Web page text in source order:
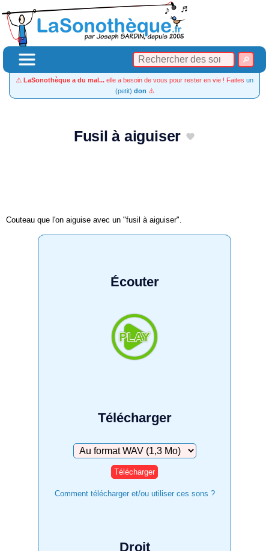
⚠️ LaSonothèque a du mal... elle a besoin de vous pour rester en vie ! Faites un
(petit) don ⚠️
Fusil à aiguiser
Couteau que l'on aiguise avec un "fusil à aiguiser".
Écouter
Télécharger
Télécharger
Comment télécharger et/ou utiliser ces sons ?
Droit